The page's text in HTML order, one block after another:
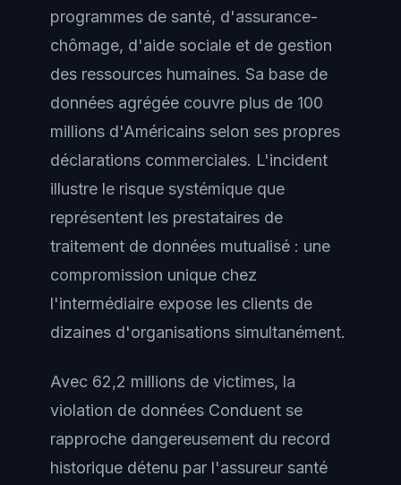
programmes de santé, d'assurance-
chômage, d'aide sociale et de gestion
des ressources humaines. Sa base de
données agrégée couvre plus de 100
millions d'Américains selon ses propres
déclarations commerciales. L'incident
illustre le risque systémique que
représentent les prestataires de
traitement de données mutualisé : une
compromission unique chez
l'intermédiaire expose les clients de
dizaines d'organisations simultanément.
Avec 62,2 millions de victimes, la
violation de données Conduent se
rapproche dangereusement du record
historique détenu par l'assureur santé